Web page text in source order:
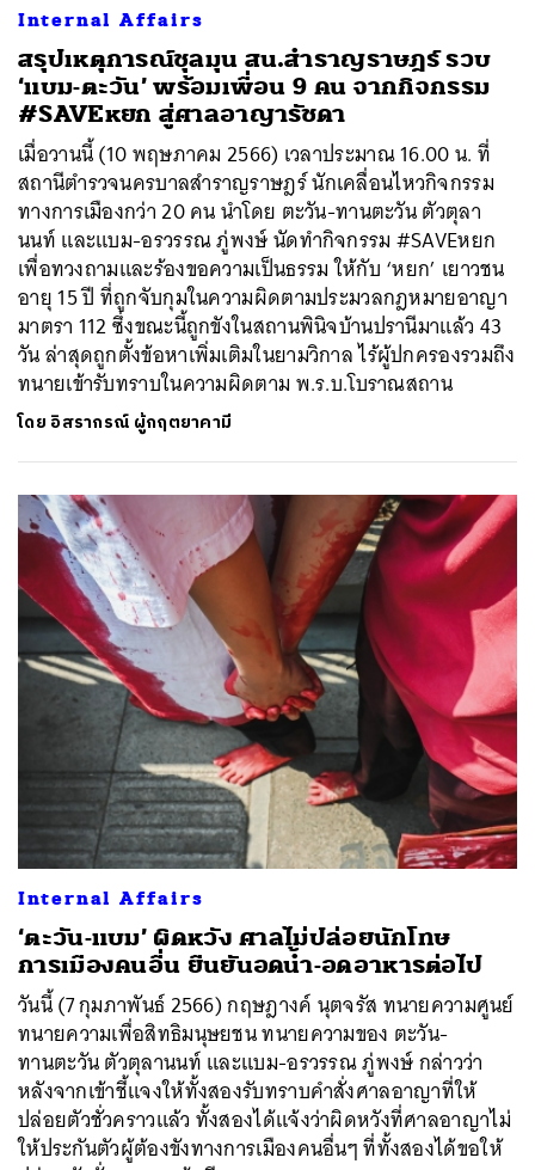
Internal Affairs
สรุปเหตุการณ์ชุลมุน สน.สำราญราษฎร์ รวบ
‘แบม-ตะวัน’ พร้อมเพื่อน 9 คน จากกิจกรรม
#SAVEหยก สู่ศาลอาญารัชดา
เมื่อวานนี้ (10 พฤษภาคม 2566) เวลาประมาณ 16.00 น. ที่
สถานีตำรวจนครบาลสำราญราษฎร์ นักเคลื่อนไหวกิจกรรม
ทางการเมืองกว่า 20 คน นำโดย ตะวัน-ทานตะวัน ตัวตุลา
นนท์ และแบม-อรวรรณ ภู่พงษ์ นัดทำกิจกรรม #SAVEหยก
เพื่อทวงถามและร้องขอความเป็นธรรม ให้กับ ‘หยก’ เยาวชน
อายุ 15 ปี ที่ถูกจับกุมในความผิดตามประมวลกฎหมายอาญา
มาตรา 112 ซึ่งขณะนี้ถูกขังในสถานพินิจบ้านปรานีมาแล้ว 43
วัน ล่าสุดถูกตั้งข้อหาเพิ่มเติมในยามวิกาล ไร้ผู้ปกครองรวมถึง
ทนายเข้ารับทราบในความผิดตาม พ.ร.บ.โบราณสถาน
โดย อิสรากรณ์ ผู้กฤตยาคามี
Internal Affairs
‘ตะวัน-แบม’ ผิดหวัง ศาลไม่ปล่อยนักโทษ
การเมืองคนอื่น ยืนยันอดน้ำ-อดอาหารต่อไป
วันนี้ (7 กุมภาพันธ์ 2566) กฤษฎางค์ นุตจรัส ทนายความศูนย์
ทนายความเพื่อสิทธิมนุษยชน ทนายความของ ตะวัน-
ทานตะวัน ตัวตุลานนท์ และแบม-อรวรรณ ภู่พงษ์ กล่าวว่า
หลังจากเข้าชี้แจงให้ทั้งสองรับทราบคำสั่งศาลอาญาที่ให้
ปล่อยตัวชั่วคราวแล้ว ทั้งสองได้แจ้งว่าผิดหวังที่ศาลอาญาไม่
ให้ประกันตัวผู้ต้องขังทางการเมืองคนอื่นๆ ที่ทั้งสองได้ขอให้